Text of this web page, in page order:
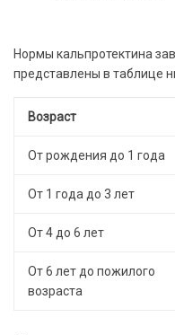
Нормы кальпротектина
представлены в таблице
Возраст
От рождения до 1 года
От 1 года до 3 лет
От 4 до 6 лет
От 6 лет до пожилого
возраста